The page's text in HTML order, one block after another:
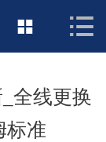
接地工程首页
动态
 
全线更换
标准